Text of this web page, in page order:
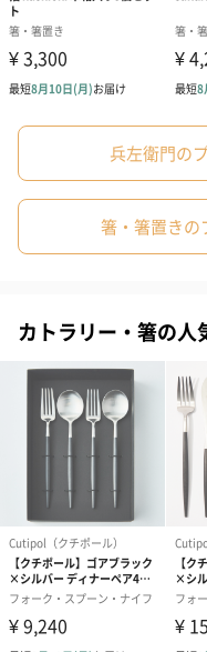
ゴールド（390円）
のし
結婚祝い（御結婚御
祝）（110円）
結婚祝いちょい足しギフ
結婚祝いギフトへの＋αに
ションをご用意いたしま
商品と同梱してお届けい
兵左衛門の
箸・箸置きの
カトラリー・箸の人